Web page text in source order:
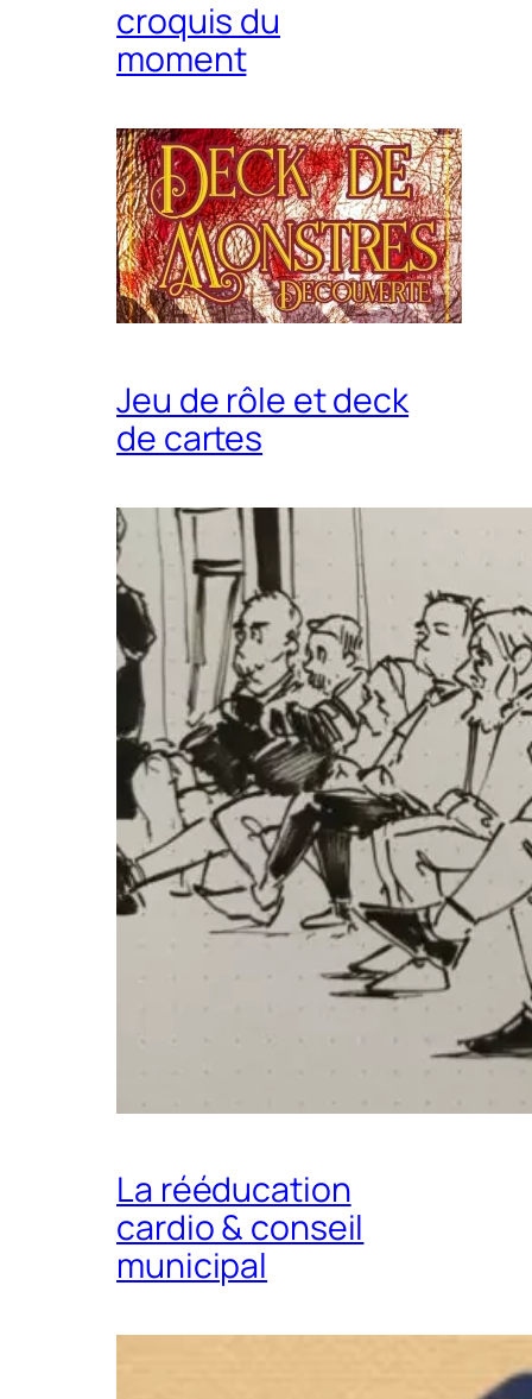
croquis du
moment
Jeu de rôle et deck
de cartes
La rééducation
cardio & conseil
municipal